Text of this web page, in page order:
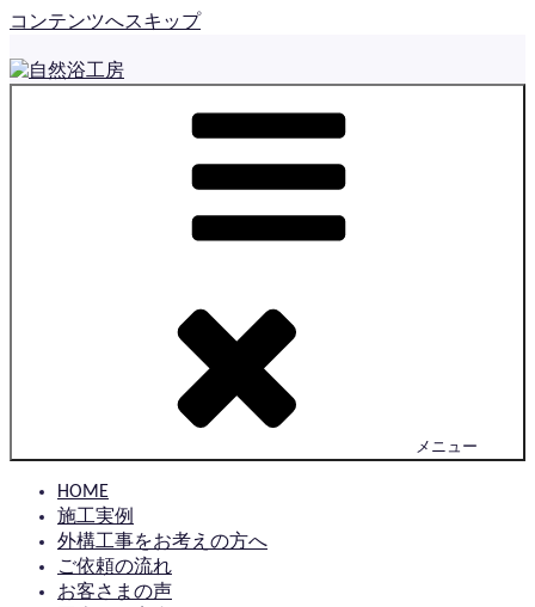
コンテンツへスキップ
佐賀で住まいの外構とお庭をつくっている とっても小さな
メニュー
HOME
施工実例
外構工事をお考えの方へ
ご依頼の流れ
お客さまの声